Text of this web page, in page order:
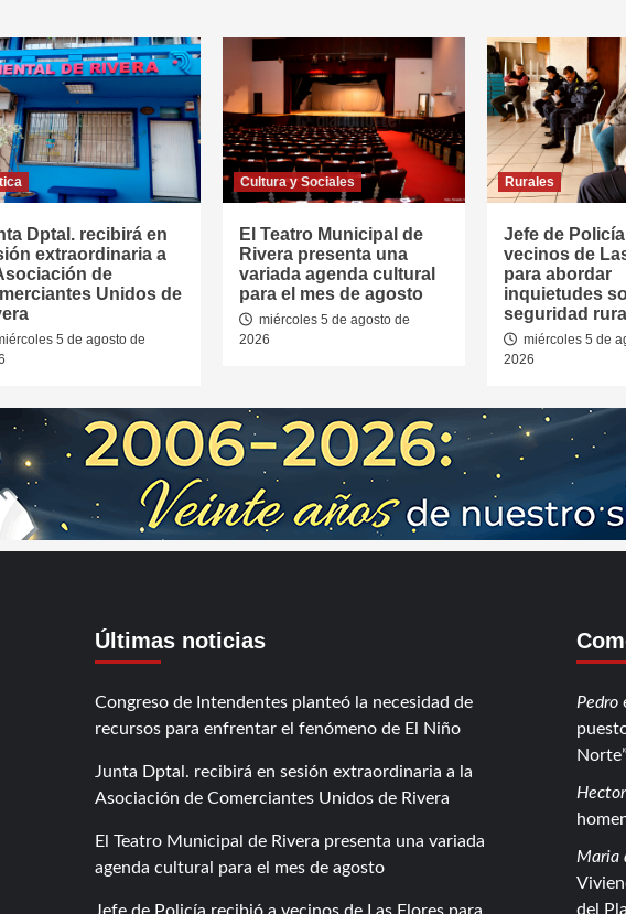
Dptal. recibirá en
extraordinaria a
de
Unidos de
5 de agosto de
Cultura y Sociales
El Teatro Municipal de
Rivera presenta una
variada agenda cultural
para el mes de agosto
miércoles 5 de agosto de
2026
Rurales
Jefe de
vecinos de
para abordar
inquietudes
seguridad rural
miércoles 5 de
2026
Últimas noticias
Congreso de Intendentes planteó la necesidad de
recursos para enfrentar el fenómeno de El Niño
Junta Dptal. recibirá en sesión extraordinaria a la
Asociación de Comerciantes Unidos de Rivera
El Teatro Municipal de Rivera presenta una variada
agenda cultural para el mes de agosto
Pedro
Norte
Maria
del